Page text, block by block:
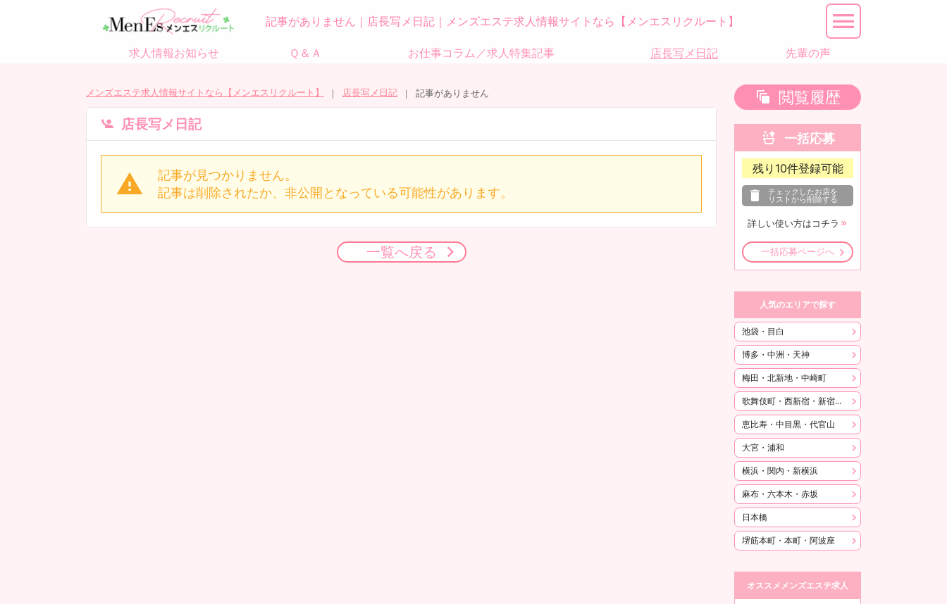
記事がありません｜店長写メ日記｜メンズエステ求人情報サイトなら【メンエスリクルート】
求人情報お知らせ Ｑ＆Ａ お仕事コラム／求人特集記事 店長写メ日記 先輩の声
メンズエステ求人情報サイトなら【メンエスリクルート】 店長写メ日記 記事がありません
店長写メ日記
記事が見つかりません。
記事は削除されたか、非公開となっている可能性があります。
一覧へ戻る
閲覧履歴
一括応募
残り 10件登録可能
チェックしたお店を
リストから削除する
詳しい使い方はコチラ
一括応募ページへ
人気のエリアで探す
池袋・目白
博多・中洲・天神
梅田・北新地・中崎町
歌舞伎町・西新宿・新宿御苑
恵比寿・中目黒・代官山
大宮・浦和
横浜・関内・新横浜
麻布・六本木・赤坂
日本橋
堺筋本町・本町・阿波座
オススメメンズエステ求人